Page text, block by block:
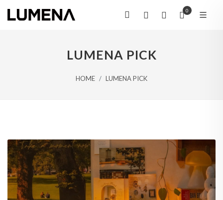
0
LUMENA PICK
HOME LUMENA PICK